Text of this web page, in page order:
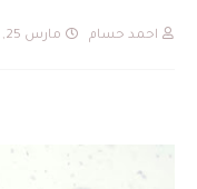
احمد حسام مارس 25, 2024